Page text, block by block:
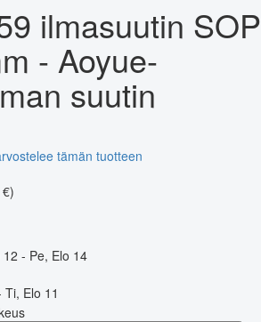
ilmasuutin SOP
- Aoyue-
suutin
tämän tuotteen
12 - Pe, Elo 14
Ti, Elo 11